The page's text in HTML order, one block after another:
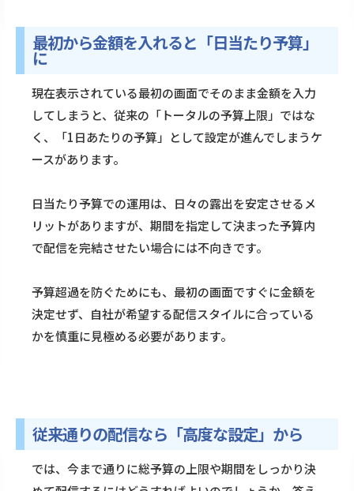
最初から金額を入れると「日当たり予算」
に
現在表示されている最初の画面でそのまま金額を入力
してしまうと、従来の「トータルの予算上限」ではな
く、「1日あたりの予算」として設定が進んでしまうケ
ースがあります。
日当たり予算での運用は、日々の露出を安定させるメ
リットがありますが、期間を指定して決まった予算内
で配信を完結させたい場合には不向きです。
予算超過を防ぐためにも、最初の画面ですぐに金額を
決定せず、自社が希望する配信スタイルに合っている
かを慎重に見極める必要があります。
従来通りの配信なら「高度な設定」から
では、今まで通りに総予算の上限や期間をしっかり決